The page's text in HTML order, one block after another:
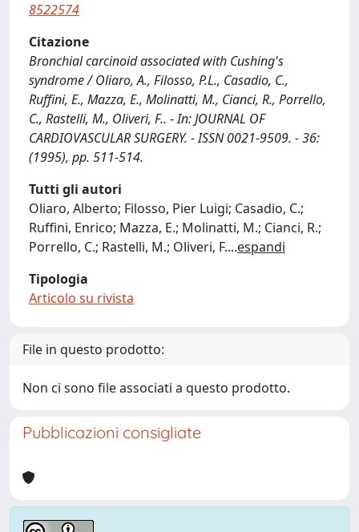
8522574
Citazione
Bronchial carcinoid associated with Cushing's
syndrome / Oliaro, A., Filosso, P.L., Casadio, C.,
Ruffini, E., Mazza, E., Molinatti, M., Cianci, R., Porrello,
C., Rastelli, M., Oliveri, F.. - In: JOURNAL OF
CARDIOVASCULAR SURGERY. - ISSN 0021-9509. - 36:
(1995), pp. 511-514.
Tutti gli autori
Oliaro, Alberto; Filosso, Pier Luigi; Casadio, C.;
Ruffini, Enrico; Mazza, E.; Molinatti, M.; Cianci, R.;
Porrello, C.; Rastelli, M.; Oliveri, F....espandi
Tipologia
Articolo su rivista
File in questo prodotto:
Non ci sono file associati a questo prodotto.
Pubblicazioni consigliate